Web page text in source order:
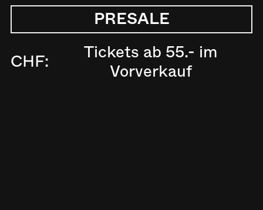
PRESALE
CHF:
Tickets ab 55.- im
Vorverkauf